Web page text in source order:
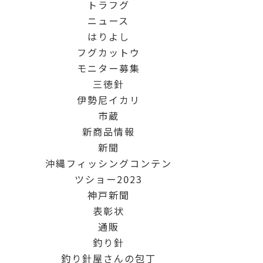
トラフグ
ニュース
はりよし
フグカットウ
モニター募集
三徳針
伊勢尼イカリ
市蔵
新商品情報
新聞
沖縄フィッシングコンテン
ツショー2023
神戸新聞
表彰状
通販
釣り針
釣り針屋さんの包丁